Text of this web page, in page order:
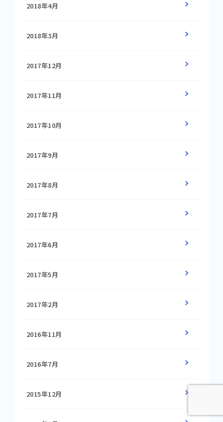
2018年4月
2018年3月
2017年12月
2017年11月
2017年10月
2017年9月
2017年8月
2017年7月
2017年6月
2017年5月
2017年2月
2016年11月
2016年7月
2015年12月